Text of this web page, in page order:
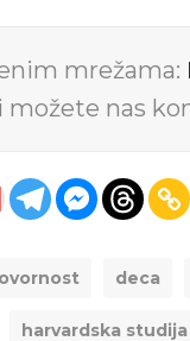
mrežama:
možete nas
deca
harvardska